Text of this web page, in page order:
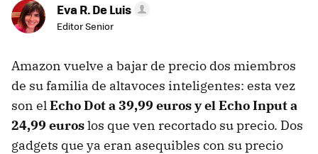
Eva R. De Luis
Editor Senior
Amazon vuelve a bajar de precio dos miembros
de su familia de altavoces inteligentes: esta vez
son elEcho Dot a 39,99 euros y el Echo Input a
24,99 euroslos que ven recortado su precio. Dos
gadgets que ya eran asequibles con su precio